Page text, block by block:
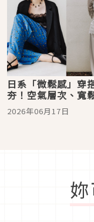
日系「微鬆感」穿
夯！空氣層次、寬
廓、透明感配色…清
氣又很高級
2026年06月17日